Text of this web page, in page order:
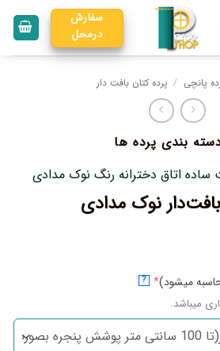
سفارش
درمحل
پانچی / پرده کتان بافت دار
بندی پرده ها
نوک مدادی
میشود)*
?